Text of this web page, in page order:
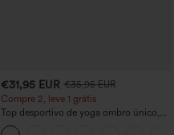
€31,95 EUR €35,95 EUR
Compre 2, leve 1 grátis
Top desportivo de yoga ombro único,
manga comprida com orifício para o